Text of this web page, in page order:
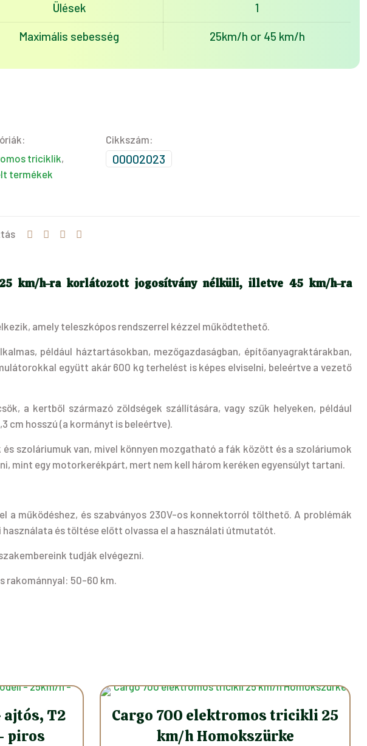
Ülések 1
Maximális sebesség 25km/h or 45 km/h
triciklik,
termékek
Cikkszám:
00002023
km/h-ra korlátozott jogosítvány nélküli, illetve 45 km/h-ra
amely teleszkópos rendszerrel kézzel működtethető.
például háztartásokban, mezőgazdaságban, építőanyagraktárakban,
együtt akár 600 kg terhelést is képes elviselni, beleértve a vezető
a kertből származó zöldségek szállítására, vagy szűk helyeken, például
cm hosszú (a kormányt is beleértve).
szoláriumuk van, mivel könnyen mozgatható a fák között és a szoláriumok
mint egy motorkerékpárt, mert nem kell három keréken egyensúlyt tartani.
a működéshez, és szabványos 230V-os konnektorról tölthető. A problémák
és töltése előtt olvassa el a használati útmutatót.
tudják elvégezni.
rakománnyal: 50-60 km.
T2
piros
Cargo 700 elektromos tricikli 25
km/h Homokszürke